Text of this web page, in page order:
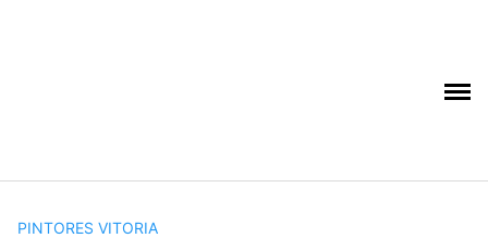
PINTORES VITORIA